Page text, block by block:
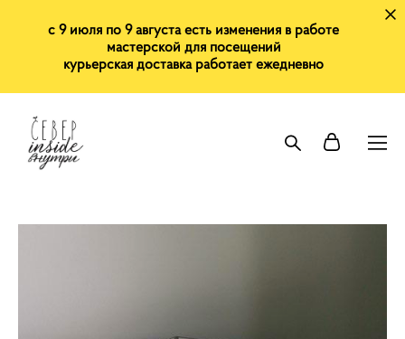
с 9 июля по 9 августа есть изменения в работе
мастерской для посещений
курьерская доставка работает ежедневно